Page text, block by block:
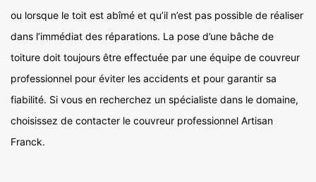
ou lorsque le toit est abîmé et qu’il n’est pas possible de réaliser
dans l’immédiat des réparations. La pose d’une bâche de
toiture doit toujours être effectuée par une équipe de couvreur
professionnel pour éviter les accidents et pour garantir sa
fiabilité. Si vous en recherchez un spécialiste dans le domaine,
choisissez de contacter le couvreur professionnel Artisan
Franck.